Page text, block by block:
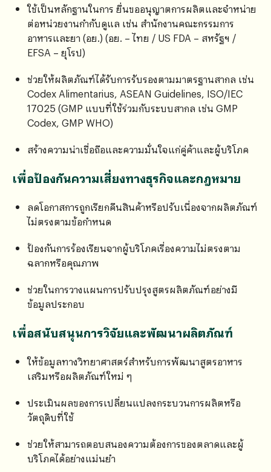
ใช้เป็นหลักฐานในการ ยื่นขออนุญาตการผลิตและจำหน่าย
ต่อหน่วยงานกำกับดูแล เช่น สำนักงานคณะกรรมการ
อาหารและยา (อย.) (อย. – ไทย / US FDA – สหรัฐฯ /
EFSA – ยุโรป)
ช่วยให้ผลิตภัณฑ์ได้รับการรับรองตามมาตรฐานสากล เช่น
Codex Alimentarius, ASEAN Guidelines, ISO/IEC
17025 (GMP แบบที่ใช้ร่วมกับระบบสากล เช่น GMP
Codex, GMP WHO)
สร้างความน่าเชื่อถือและความมั่นใจแก่คู่ค้าและผู้บริโภค
เพื่อป้องกันความเสี่ยงทางธุรกิจและกฎหมาย
ลดโอกาสการถูกเรียกคืนสินค้าหรือปรับเนื่องจากผลิตภัณฑ์
ไม่ตรงตามข้อกำหนด
ป้องกันการร้องเรียนจากผู้บริโภคเรื่องความไม่ตรงตาม
ฉลากหรือคุณภาพ
ช่วยในการวางแผนการปรับปรุงสูตรผลิตภัณฑ์อย่างมี
ข้อมูลประกอบ
เพื่อสนับสนุนการวิจัยและพัฒนาผลิตภัณฑ์
ให้ข้อมูลทางวิทยาศาสตร์สำหรับการพัฒนาสูตรอาหาร
เสริมหรือผลิตภัณฑ์ใหม่ ๆ
ประเมินผลของการเปลี่ยนแปลงกระบวนการผลิตหรือ
วัตถุดิบที่ใช้
ช่วยให้สามารถตอบสนองความต้องการของตลาดและผู้
บริโภคได้อย่างแม่นยำ